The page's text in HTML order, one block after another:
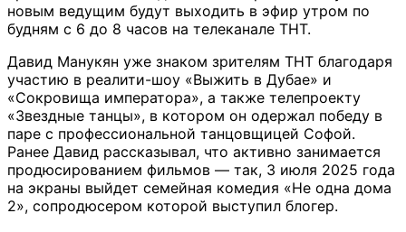
новым ведущим будут выходить в эфир утром по
будням с 6 до 8 часов на телеканале ТНТ.
Давид Манукян уже знаком зрителям ТНТ благодаря
участию в реалити-шоу «Выжить в Дубае» и
«Сокровища императора», а также телепроекту
«Звездные танцы», в котором он одержал победу в
паре с профессиональной танцовщицей Софой.
Ранее Давид рассказывал, что активно занимается
продюсированием фильмов — так, 3 июля 2025 года
на экраны выйдет семейная комедия «Не одна дома
2», сопродюсером которой выступил блогер.